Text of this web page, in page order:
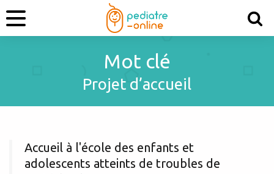
Mot clé
Projet d’accueil
Accueil à l'école des enfants et
adolescents atteints de troubles de